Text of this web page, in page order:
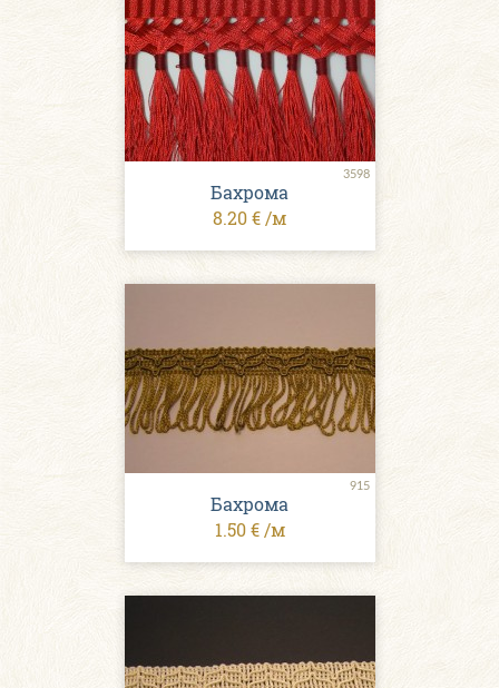
3598
Бахрома
8.20 € /м
915
Бахрома
1.50 € /м